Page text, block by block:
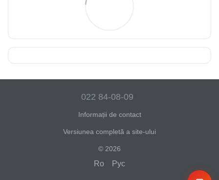
022 84-08-09
Informații de contact
Versiunea completă a site-ului
© 2026
Ro Рус